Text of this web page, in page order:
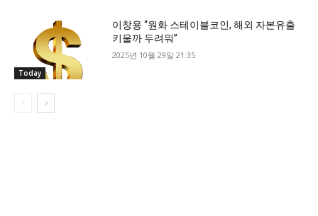
Today
이창용 “원화 스테이블코인, 해외 자본유출
키울까 두려워”
2025년 10월 29일 21:35